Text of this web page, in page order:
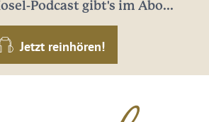
Podcast gibt's im Abo...
Jetzt reinhören!